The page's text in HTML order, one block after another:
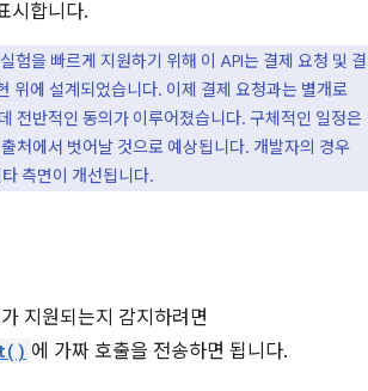
시합니다.
험을 빠르게 지원하기 위해 이 API는 결제 요청 및 결
위에 설계되었습니다. 이제 결제 요청과는 별개로
전반적인 동의가 이루어졌습니다. 구체적인 일정은
처에서 벗어날 것으로 예상됩니다. 개발자의 경우
측면이 개선됩니다.
지원되는지 감지하려면
에 가짜 호출을 전송하면 됩니다.